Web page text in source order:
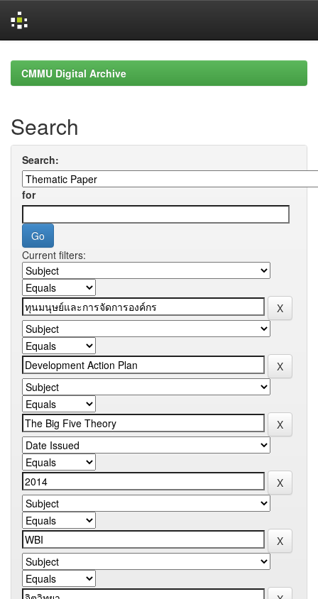
navigationCMMU Digital Archive
Search
Search:
for
Current filters: